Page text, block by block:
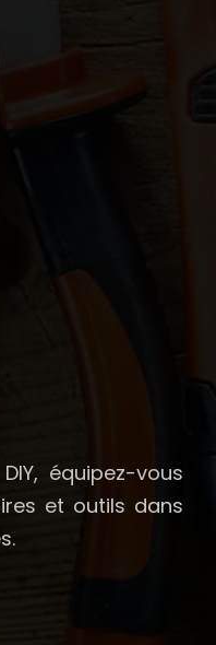
équipez-vous
et outils dans